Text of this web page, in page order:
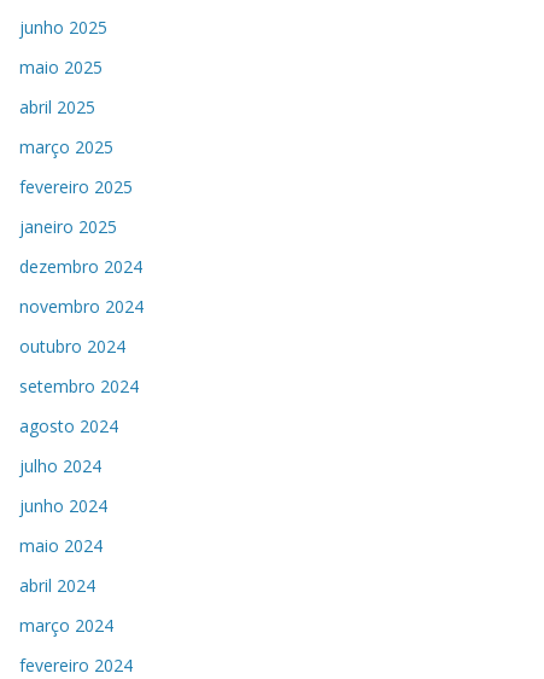
junho 2025
maio 2025
abril 2025
março 2025
fevereiro 2025
janeiro 2025
dezembro 2024
novembro 2024
outubro 2024
setembro 2024
agosto 2024
julho 2024
junho 2024
maio 2024
abril 2024
março 2024
fevereiro 2024